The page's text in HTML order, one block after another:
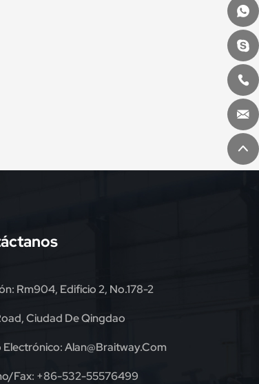
Rm904, Edificio 2, No.178-2
Ciudad De Qingdao
Alan@braitway.com
fax: +86-532-55576499